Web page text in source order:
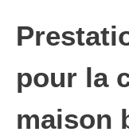
pour la
maison